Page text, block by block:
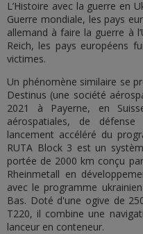
L’Histoire avec la guerre en
Guerre mondiale, les pays
allemand à faire la guerre à
Reich, les pays européens
victimes.
Un phénomène similaire se
Destinus (une société
2021 à Payerne, en
aérospatiales, de
lancement accéléré du
RUTA Block 3 est un
portée de 2000 km conçu
Rheinmetall en
avec le programme
Bas. Doté d'une ogive de
T220, il combine une
lanceur en conteneur.